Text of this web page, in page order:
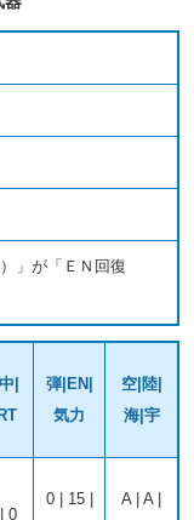
」が「ＥＮ回復
|
弾|EN|
気力
空|陸|
海|宇
0
0 | 15 | A | A |